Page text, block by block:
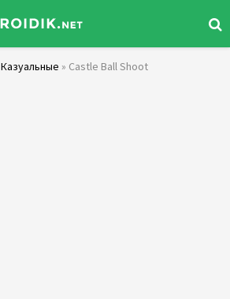
Казуальные » Castle Ball Shoot